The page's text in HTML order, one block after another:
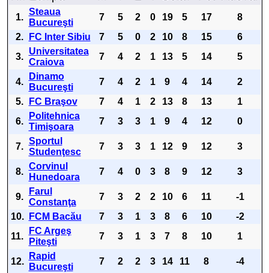
1.
Steaua
Bucureşti
7 5 2 0 19 5 17
8
2.
FC Inter Sibiu 7 5 0 2 10 8 15
6
3.
Universitatea
Craiova
7 4 2 1 13 5 14 5
4.
Dinamo
Bucureşti
7 4 2 1 9 4 14
2
5.
FC Braşov 7 4 1 2 13 8 13
1
6.
Politehnica
Timişoara
7 3 3 1 9 4 12 0
7.
Sportul
Studenţesc
7 3 3 1 12 9 12 3
8.
Corvinul
Hunedoara
7 4 0 3 8 9 12 3
9.
Farul
Constanţa
7 3 2 2 10 6 11
-1
10.
FCM Bacău 7 3 1 3 8 6 10
-2
11.
FC Argeş
Piteşti
7 3 1 3 7 8 10 1
12.
Rapid
Bucureşti
7 2 2 3 14 11 8 -4